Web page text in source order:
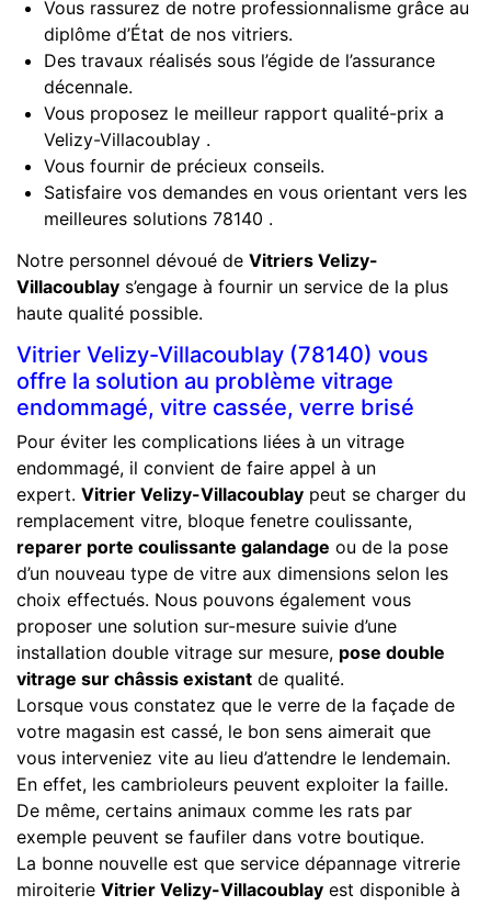
Vous rassurez de notre professionnalisme grâce au
diplôme d’État de nos vitriers.
Des travaux réalisés sous l’égide de l’assurance
décennale.
Vous proposez le meilleur rapport qualité-prix a
Velizy-Villacoublay .
Vous fournir de précieux conseils.
Satisfaire vos demandes en vous orientant vers les
meilleures solutions 78140 .
Notre personnel dévoué de Vitriers Velizy-
Villacoublay s’engage à fournir un service de la plus
haute qualité possible.
Vitrier Velizy-Villacoublay (78140) vous
offre la solution au problème vitrage
endommagé, vitre cassée, verre brisé
Pour éviter les complications liées à un vitrage
endommagé, il convient de faire appel à un
expert. Vitrier Velizy-Villacoublay peut se charger du
remplacement vitre, bloque fenetre coulissante,
reparer porte coulissante galandage ou de la pose
d’un nouveau type de vitre aux dimensions selon les
choix effectués. Nous pouvons également vous
proposer une solution sur-mesure suivie d’une
installation double vitrage sur mesure, pose double
vitrage sur châssis existant de qualité.
Lorsque vous constatez que le verre de la façade de
votre magasin est cassé, le bon sens aimerait que
vous interveniez vite au lieu d’attendre le lendemain.
En effet, les cambrioleurs peuvent exploiter la faille.
De même, certains animaux comme les rats par
exemple peuvent se faufiler dans votre boutique.
La bonne nouvelle est que service dépannage vitrerie
miroiterie Vitrier Velizy-Villacoublay est disponible à